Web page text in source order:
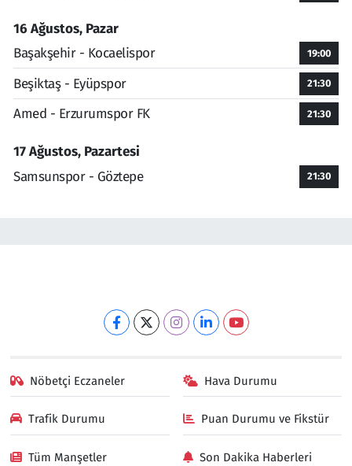
16 Ağustos, Pazar
Başakşehir - Kocaelispor
19:00
Beşiktaş - Eyüpspor 21:30
Amed - Erzurumspor FK 21:30
17 Ağustos, Pazartesi
Samsunspor - Göztepe
21:30
Nöbetçi Eczaneler Hava Durumu
Trafik Durumu Puan Durumu ve Fikstür
Tüm Manşetler Son Dakika Haberleri